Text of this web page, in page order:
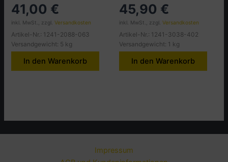
41,00 €
inkl. MwSt., zzgl.Versandkosten
Artikel-Nr.: 1241-2088-063
Versandgewicht: 5 kg
In den Warenkorb
45,90 €
inkl. MwSt., zzgl. Versandkosten
Artikel-Nr.: 1241-3038-402
Versandgewicht: 1 kg
In den Warenkorb
Impressum